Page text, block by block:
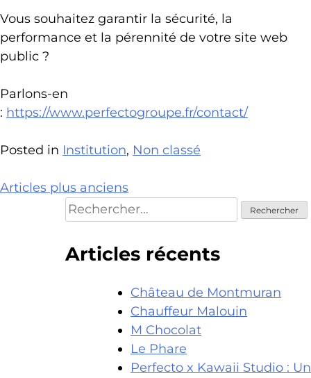
Vous souhaitez garantir la sécurité, la
performance et la pérennité de votre site web
public ?
Parlons-en
: https://www.perfectogroupe.fr/contact/
Posted in Institution, Non classé
Navigation
articles
Articles plus anciens
Rechercher :
Articles récents
Château de Montmuran
Chauffeur Malouin
M Chocolat
Le Phare
Perfecto x Kawaii Studio : Un